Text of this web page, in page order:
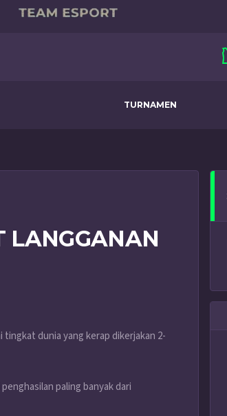
TURNAMEN
LANGGANAN
dunia yang kerap dikerjakan 2-
paling banyak dari